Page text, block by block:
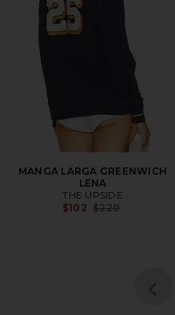
MANGA LARGA GREENWICH
LENA
THE UPSIDE
$102 Previous price:
$220